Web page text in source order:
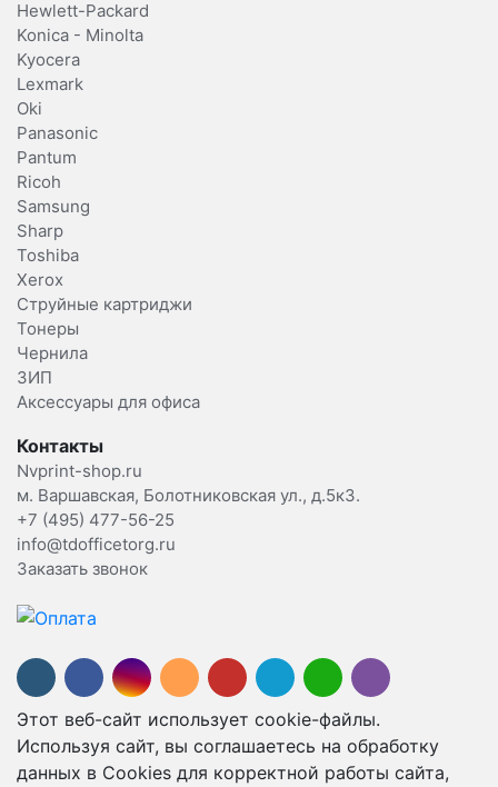
Hewlett-Packard
Konica - Minolta
Kyocera
Lexmark
Oki
Panasonic
Pantum
Ricoh
Samsung
Sharp
Toshiba
Xerox
Струйные картриджи
Тонеры
Чернила
ЗИП
Аксессуары для офиса
Контакты
Nvprint-shop.ru
м. Варшавская, Болотниковская ул., д.5к3.
+7 (495) 477-56-25
info@tdofficetorg.ru
Заказать звонок
Этот веб-сайт использует cookie-файлы.
Используя сайт, вы соглашаетесь на обработку
данных в Cookies для корректной работы сайта,